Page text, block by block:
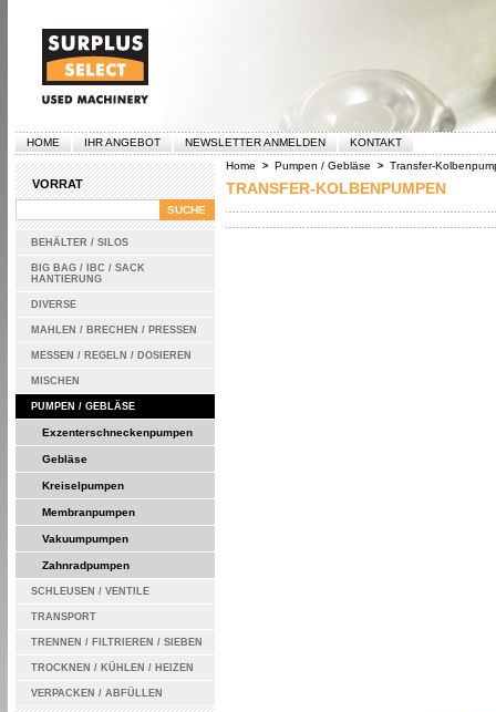
HOME IHR ANGEBOT NEWSLETTER ANMELDEN KONTAKT
VORRAT
BEHÄLTER / SILOS
BIG BAG / IBC / SACK
HANTIERUNG
DIVERSE
MAHLEN / BRECHEN / PRESSEN
MESSEN / REGELN / DOSIEREN
MISCHEN
PUMPEN / GEBLÄSE
Exzenterschneckenpumpen
Gebläse
Kreiselpumpen
Membranpumpen
Vakuumpumpen
Zahnradpumpen
SCHLEUSEN / VENTILE
TRANSPORT
TRENNEN / FILTRIEREN / SIEBEN
TROCKNEN / KÜHLEN / HEIZEN
VERPACKEN / ABFÜLLEN
Home > Pumpen / Gebläse > Transfer-
TRANSFER-KOLBENPUMPEN